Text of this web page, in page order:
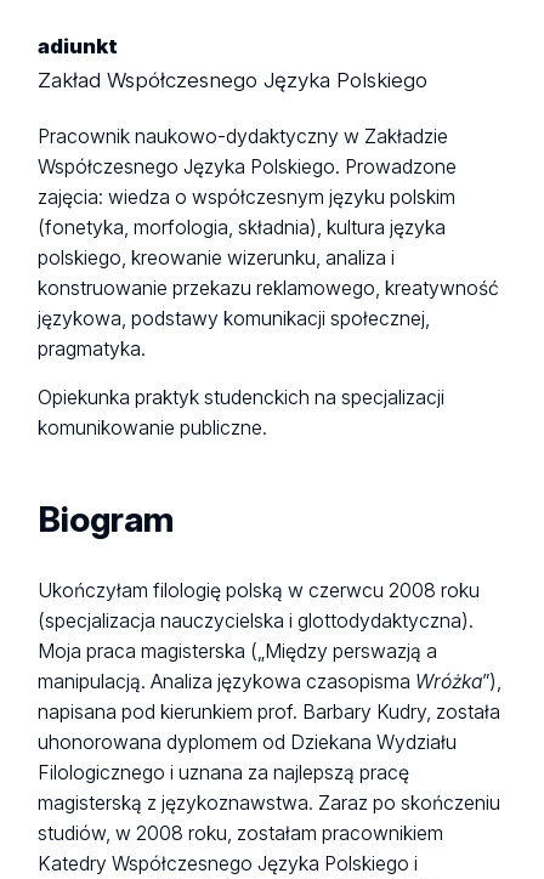
adiunkt
Zakład Współczesnego Języka Polskiego
Pracownik naukowo-dydaktyczny w Zakładzie
Współczesnego Języka Polskiego. Prowadzone
zajęcia: wiedza o współczesnym języku polskim
(fonetyka, morfologia, składnia), kultura języka
polskiego, kreowanie wizerunku, analiza i
konstruowanie przekazu reklamowego, kreatywność
językowa, podstawy komunikacji społecznej,
pragmatyka.
Opiekunka praktyk studenckich na specjalizacji
komunikowanie publiczne.
Biogram
Ukończyłam filologię polską w czerwcu 2008 roku
(specjalizacja nauczycielska i glottodydaktyczna).
Moja praca magisterska („Między perswazją a
manipulacją. Analiza językowa czasopisma Wróżka”),
napisana pod kierunkiem prof. Barbary Kudry, została
uhonorowana dyplomem od Dziekana Wydziału
Filologicznego i uznana za najlepszą pracę
magisterską z językoznawstwa. Zaraz po skończeniu
studiów, w 2008 roku, zostałam pracownikiem
Katedry Współczesnego Języka Polskiego i